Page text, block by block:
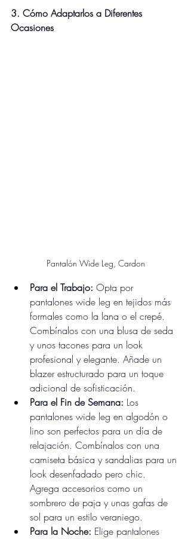
3. Cómo Adaptarlos a Diferentes
Ocasiones
Pantalón Wide Leg, Cardon
Para el Trabajo: Opta por
pantalones wide leg en tejidos más
formales como la lana o el crepé.
Combínalos con una blusa de seda
y unos tacones para un look
profesional y elegante. Añade un
blazer estructurado para un toque
adicional de sofisticación.
Para el Fin de Semana: Los
pantalones wide leg en algodón o
lino son perfectos para un día de
relajación. Combínalos con una
camiseta básica y sandalias para un
look desenfadado pero chic.
Agrega accesorios como un
sombrero de paja y unas gafas de
sol para un estilo veraniego.
Para la Noche: Elige pantalones